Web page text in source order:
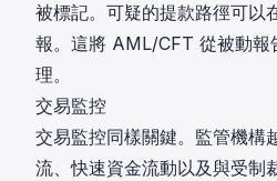
被標記。可疑的提款路徑可以
報。這將 AML/CFT 從被動報
理。
交易監控
交易監控同樣關鍵。監管機構
流、快速資金流動以及與受制